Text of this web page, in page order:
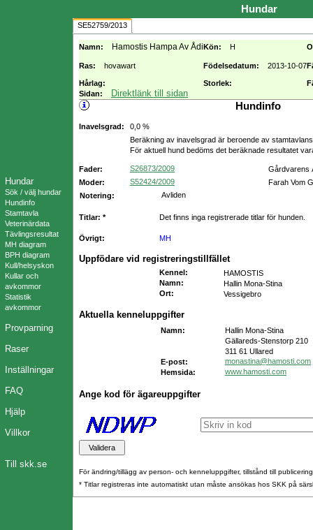
Hundar
Sök / välj hundar
Hundinfo
Stamtavla
Veterinärdata
Tävlingsresultat
MH diagram
BPH diagram
Kull/helsyskon
Kullar och
avkommor
Statistik
avkommor
Provparning
Raser
Inställningar
FAQ
Hjälp
Villkor
Till skk.se
Hundar
SE52759/2013
Namn: Hamostis Hampa Av ÅdiKön: H
Ras: hovawart Födelsedatum: 2013-10-07
Hårlag: Storlek:
Sidan:
Direktlänk till sidan
Hundinfo
Inavelsgrad:
0,0 %
Beräkning av inavelsgrad är beroende av
För aktuell hund bedöms det beräknade resultatet
Fader: S26873/2009
Gårdvarens
Moder:
S52424/2009
Farah Vom
Notering:
Avliden
Titlar: * Det finns inga registrerade titlar för hunden.
Övrigt: MH
Uppfödare vid registreringstillfället
Kennel :
HAMOSTIS
Namn:
Hallin Mona-Stina
Ort: Vessigebro
Aktuella kenneluppgifter
Namn:
Hallin Mona-Stina
Gällareds-Stenstorp 210
311 61 Ullared
E-post:
monastina@hamosti.com
Hemsida:
www.hamosti.com
Ange kod för ägareuppgifter
För ändring/tillägg av person- och kenneluppgifter, tillstånd till
* Titlar registreras inte automatiskt utan måste ansökas hos SKK på